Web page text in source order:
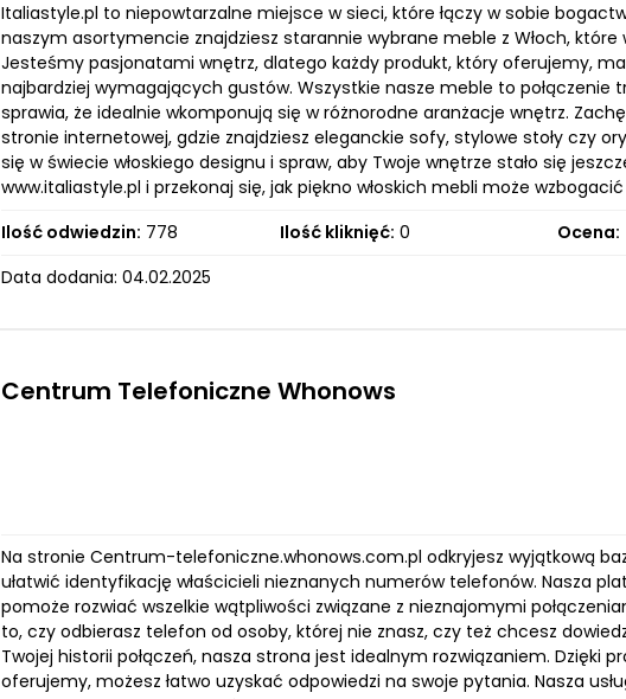
Italiastyle.pl to niepowtarzalne miejsce w sieci, które łączy w sobie
naszym asortymencie znajdziesz starannie wybrane meble z Włoch,
Jesteśmy pasjonatami wnętrz, dlatego każdy produkt, który oferujemy,
najbardziej wymagających gustów. Wszystkie nasze meble to
sprawia, że idealnie wkomponują się w różnorodne aranżacje wnętrz.
stronie internetowej, gdzie znajdziesz eleganckie sofy, stylowe stoły czy
się w świecie włoskiego designu i spraw, aby Twoje wnętrze stało się
www.italiastyle.pl i przekonaj się, jak piękno włoskich mebli może
Ilość odwiedzin: 778 Ilość kliknięć: 0 Ocena:
Data dodania: 04.02.2025
Centrum Telefoniczne Whonows
Na stronie Centrum-telefoniczne.whonows.com.pl odkryjesz wyjątkową
ułatwić identyfikację właścicieli nieznanych numerów telefonów. Nasza
pomoże rozwiać wszelkie wątpliwości związane z nieznajomymi
to, czy odbierasz telefon od osoby, której nie znasz, czy też chcesz
Twojej historii połączeń, nasza strona jest idealnym rozwiązaniem.
oferujemy, możesz łatwo uzyskać odpowiedzi na swoje pytania. Nasza